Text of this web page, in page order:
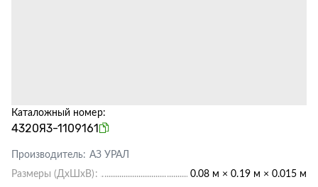
Каталожный номер:
4320Я3-1109161
Производитель: АЗ УРАЛ
Размеры (ДхШхВ):
0.08 м × 0.19 м × 0.015 м